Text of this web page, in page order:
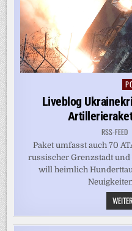
in
Liveblog
RSS-FEED
Paket umfasst auch 70
russischer Grenzstadt und
will heimlich